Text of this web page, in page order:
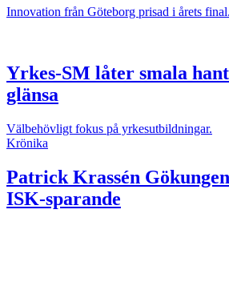
Innovation från Göteborg prisad i årets final.
Yrkes-SM låter smala
glänsa
Välbehövligt fokus på yrkesutbildningar.
Krönika
Patrick Krassén
ISK-sparande